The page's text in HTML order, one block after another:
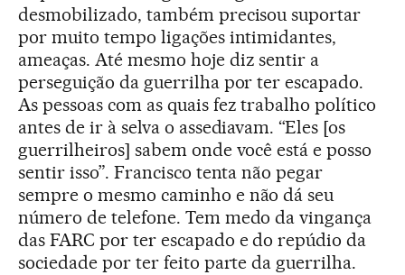
desmobilizado, também precisou suportar
por muito tempo ligações intimidantes,
ameaças. Até mesmo hoje diz sentir a
perseguição da guerrilha por ter escapado.
As pessoas com as quais fez trabalho político
antes de ir à selva o assediavam. “Eles [os
guerrilheiros] sabem onde você está e posso
sentir isso”. Francisco tenta não pegar
sempre o mesmo caminho e não dá seu
número de telefone. Tem medo da vingança
das FARC por ter escapado e do repúdio da
sociedade por ter feito parte da guerrilha.